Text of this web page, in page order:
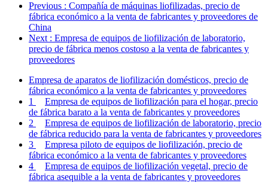
Previous : Compañía de máquinas liofilizadas, precio de
fábrica económico a la venta de fabricantes y proveedores de
China
Next : Empresa de equipos de liofilización de laboratorio,
precio de fábrica menos costoso a la venta de fabricantes y
proveedores
Empresa de aparatos de liofilización domésticos, precio de
fábrica económico a la venta de fabricantes y proveedores
1
Empresa de equipos de liofilización para el hogar, precio
de fábrica barato a la venta de fabricantes y proveedores
2
Empresa de equipos de liofilización de laboratorio, precio
de fábrica reducido para la venta de fabricantes y proveedores
3
Empresa piloto de equipos de liofilización, precio de
fábrica económico a la venta de fabricantes y proveedores
4
Empresa de equipos de liofilización vegetal, precio de
fábrica asequible a la venta de fabricantes y proveedores